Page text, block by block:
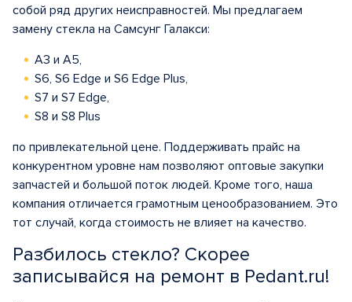
собой ряд других неисправностей. Мы предлагаем
замену стекла на Самсунг Галакси:
А3 и А5,
S6, S6 Edge и S6 Edge Plus,
S7 и S7 Edge,
S8 и S8 Plus
по привлекательной цене. Поддерживать прайс на
конкурентном уровне нам позволяют оптовые закупки
запчастей и большой поток людей. Кроме того, наша
компания отличается грамотным ценообразованием. Это
тот случай, когда стоимость не влияет на качество.
Разбилось стекло? Скорее
записывайся на ремонт в Pedant.ru!